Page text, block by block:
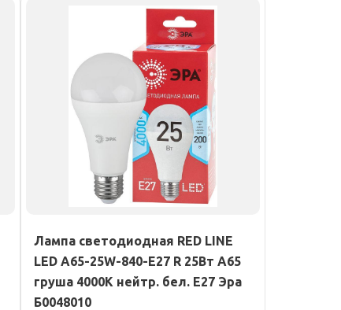
Лампа светодиодная RED LINE
LED A65-25W-840-E27 R 25Вт A65
груша 4000К нейтр. бел. E27 Эра
Б0048010